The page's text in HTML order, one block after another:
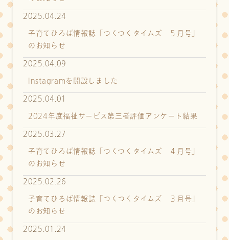
2025.04.24
子育てひろば情報誌「つくつくタイムズ ５月号」
のお知らせ
2025.04.09
Instagramを開設しました
2025.04.01
2024年度福祉サービス第三者評価アンケート結果
2025.03.27
子育てひろば情報誌「つくつくタイムズ ４月号」
のお知らせ
2025.02.26
子育てひろば情報誌「つくつくタイムズ ３月号」
のお知らせ
2025.01.24